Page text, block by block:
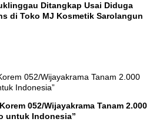
Ditangkap Usai Diduga
di Toko MJ Kosmetik Sarolangun
052/Wijayakrama Tanam 2.000
untuk Indonesia”